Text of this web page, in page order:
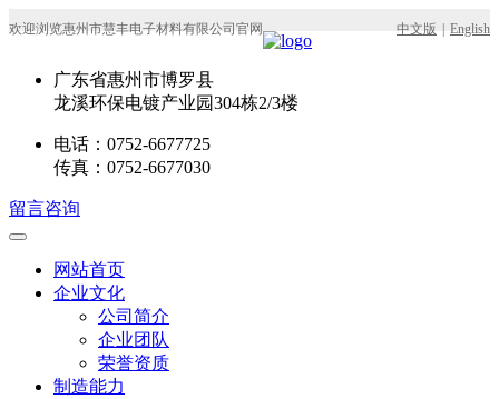
欢迎浏览惠州市慧丰电子材料有限公司官网 中文版 English
广东省惠州市博罗县
龙溪环保电镀产业园304栋2/3楼
电话：0752-6677725
传真：0752-6677030
留言咨询
网站首页
企业文化
公司简介
企业团队
荣誉资质
制造能力